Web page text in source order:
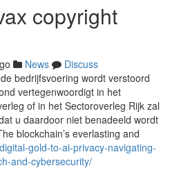
copyright
News
Discuss
bedrijfsvoering wordt verstoord
vertegenwoordigt in het
of in het Sectoroverleg Rijk zal
u daardoor niet benadeeld wordt
blockchain’s everlasting and
gold-to-ai-privacy-navigating-
and-cybersecurity/